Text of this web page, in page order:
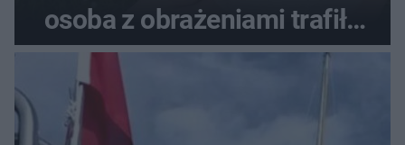
osoba z obrażeniami trafiła
do szpitala